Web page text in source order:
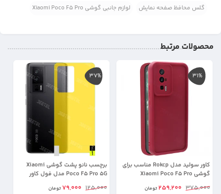
گلس محافظ صفحه نمایش لوازم جانبی گوشی Xiaomi Poco F5 Pro
محصولات مرتبط
31%
کاور سولید مدل Rokcp مناسب برای
گوشی Xiaomi Poco F5 Pro
375,000
259,200تومان
37%
برچسب نانو پشت گوشی Xiaomi
Poco F5 Pro 5G مدل فول کاور
شفاف آنتی شوک
125,000
79,000تومان